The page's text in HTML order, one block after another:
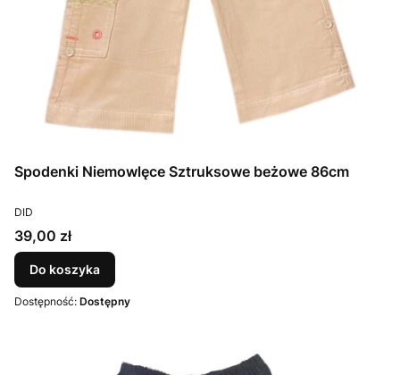
Spodenki Niemowlęce Sztruksowe beżowe 86cm
PRODUCENT
DID
Cena
39,00 zł
Do koszyka
Dostępność: Dostępny